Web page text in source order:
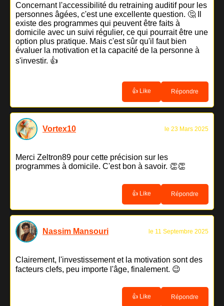
Concernant l'accessibilité du retraining auditif pour les
personnes âgées, c'est une excellente question. 🤔 Il
existe des programmes qui peuvent être faits à
domicile avec un suivi régulier, ce qui pourrait être une
option plus pratique. Mais c'est sûr qu'il faut bien
évaluer la motivation et la capacité de la personne à
s'investir. 👍
👍 Like Répondre
Vortex10 le 23 Mars 2025
Merci Zeltron89 pour cette précision sur les
programmes à domicile. C'est bon à savoir. 👏👏
👍 Like Répondre
Nassim Mansouri le 11 Septembre 2025
Clairement, l'investissement et la motivation sont des
facteurs clefs, peu importe l'âge, finalement. 😉
👍 Like Répondre